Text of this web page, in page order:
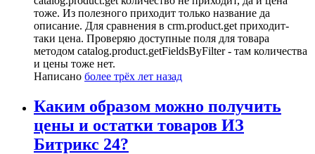
тоже. Из полезного приходит только название да
описание. Для сравнения в crm.product.get приходит-
таки цена. Проверяю доступные поля для товара
методом catalog.product.getFieldsByFilter - там количества
и цены тоже нет.
Написано более трёх лет назад
Каким образом можно получить
цены и остатки товаров ИЗ
Битрикс 24?